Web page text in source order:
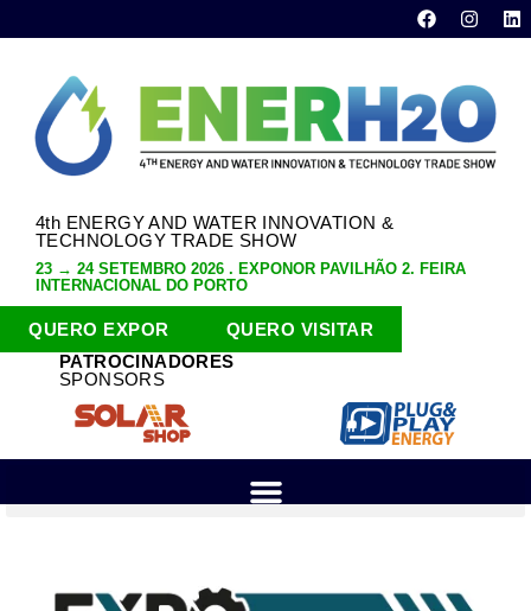
4th ENERGY AND WATER INNOVATION &
TECHNOLOGY TRADE SHOW
23 → 24 SETEMBRO 2026 . EXPONOR PAVILHÃO 2. FEIRA
INTERNACIONAL DO PORTO
QUERO EXPOR
QUERO VISITAR
PATROCINADORES
SPONSORS